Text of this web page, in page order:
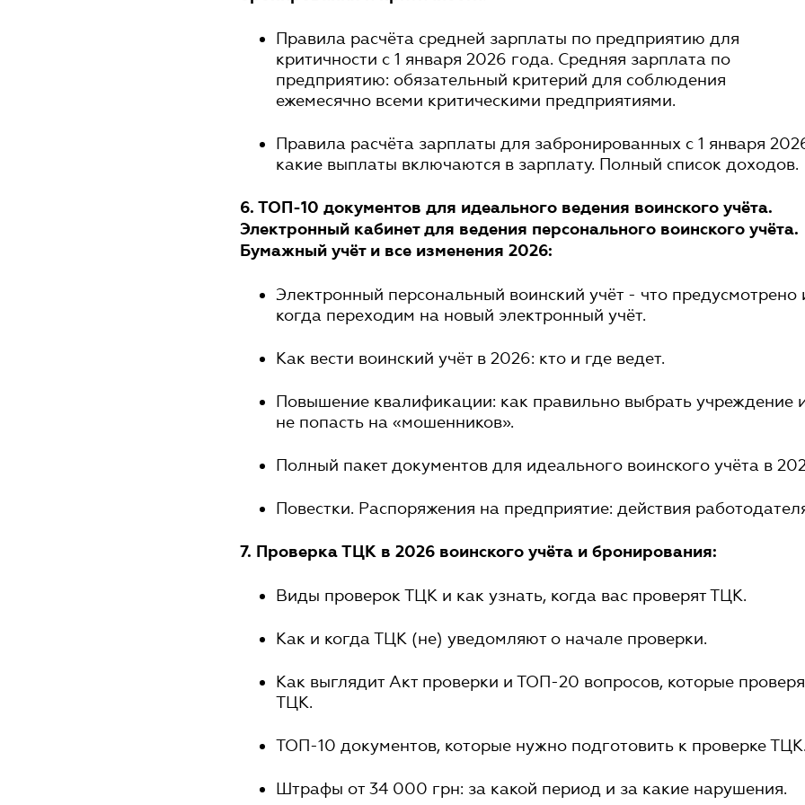
Правила расчёта средней зарплаты по предприятию для
критичности с 1 января 2026 года. Средняя зарплата по
предприятию: обязательный критерий для соблюдения
ежемесячно всеми критическими предприятиями.
Правила расчёта зарплаты для забронированных с 1 января
какие выплаты включаются в зарплату. Полный список доходов.
6. ТОП-10 документов для идеального ведения воинского учёта.
Электронный кабинет для ведения персонального воинского учёта.
Бумажный учёт и все изменения 2026:
Электронный персональный воинский учёт - что предусмотрено
когда переходим на новый электронный учёт.
Как вести воинский учёт в 2026: кто и где ведет.
Повышение квалификации: как правильно выбрать учреждение
не попасть на «мошенников».
Полный пакет документов для идеального воинского учёта в
Повестки. Распоряжения на предприятие: действия
7. Проверка ТЦК в 2026 воинского учёта и бронирования:
Виды проверок ТЦК и как узнать, когда вас проверят ТЦК.
Как и когда ТЦК (не) уведомляют о начале проверки.
Как выглядит Акт проверки и ТОП-20 вопросов, которые
ТЦК.
ТОП-10 документов, которые нужно подготовить к проверке ТЦК.
Штрафы от 34 000 грн: за какой период и за какие нарушения.